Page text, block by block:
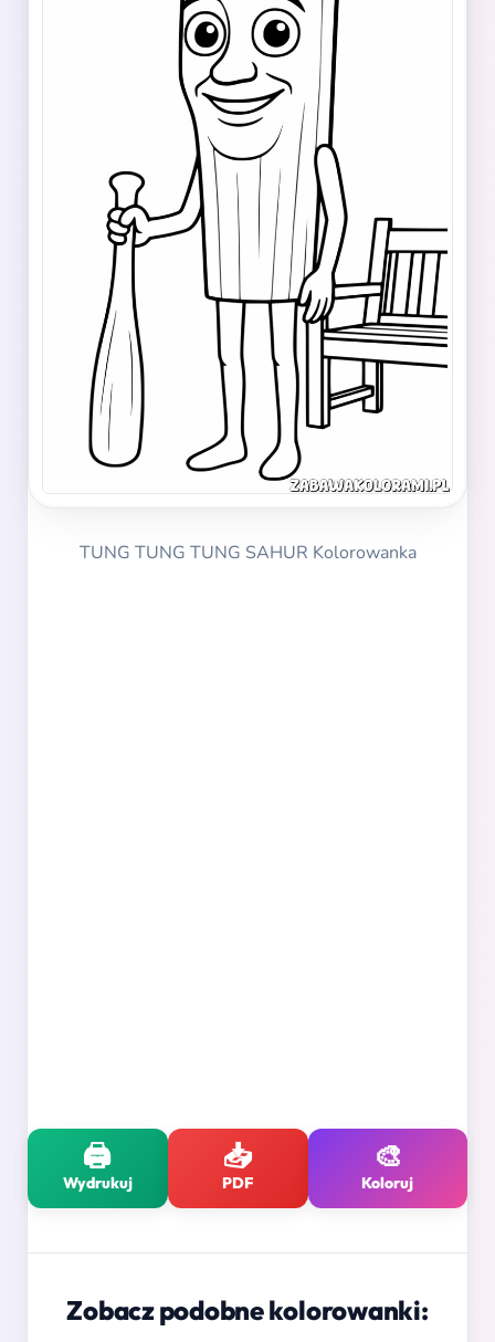
TUNG TUNG TUNG SAHUR Kolorowanka
🖨️
Wydrukuj
📥
PDF
🎨
Koloruj
Zobacz podobne kolorowanki: